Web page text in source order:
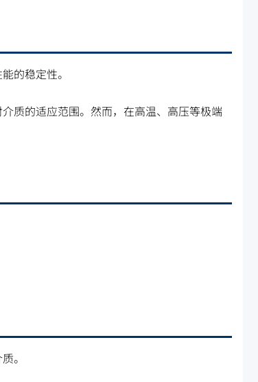
的稳定性。
质的适应范围。然而，在高温、高压等极端
。